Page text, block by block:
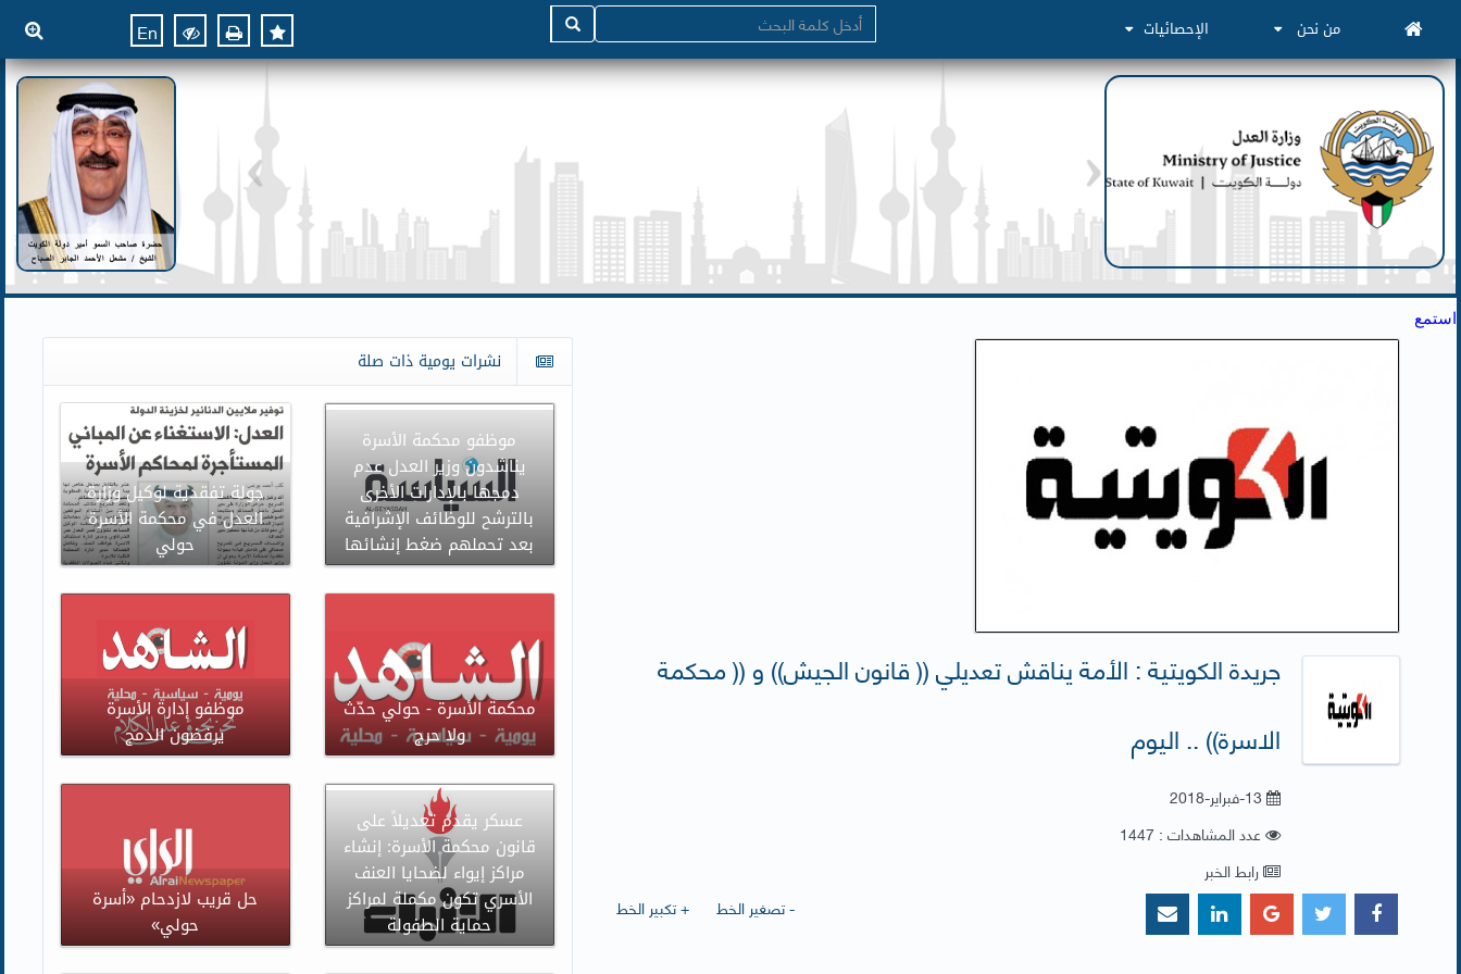
من نحن الإحصائيات En
استمع
جريدة الكويتية : الأمة يناقش تعديلي (( قانون الجيش)) و (( محكمة
الاسرة)) .. اليوم
13-فبراير-2018
عدد المشاهدات : 1447
رابط الخبر
+ تكبير الخط
- تصغير الخط
نشرات يومية ذات صلة
جولة تفقدية لوكيل وزارة
العدل في محكمة الأسرة
حولي
موظفو محكمة الأسرة
يناشدون وزير العدل عدم
دمجها بالإدارات الأخرى
بالترشح للوظائف الإشرافية
بعد تحملهم ضغط إنشائها
موظفو إدارة الأسرة
يرفضون الدمج
محكمة الأسرة - حولي حدّث
ولا حرج
حل قريب لازدحام «أسرة
حولي»
عسكر يقدم تعديلاً على
قانون محكمة الأسرة: إنشاء
مراكز إيواء لضحايا العنف
الأسري تكون مكملة لمراكز
حماية الطفولة